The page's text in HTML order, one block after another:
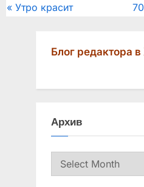
Post
P
Утро красит
N
o
Блог редактора
Архив
Архив